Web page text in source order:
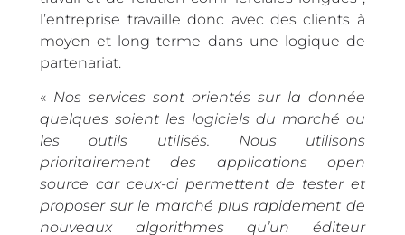
l’entreprise travaille donc avec des clients à
moyen et long terme dans une logique de
partenariat.
« Nos services sont orientés sur la donnée
quelques soient les logiciels du marché ou
les outils utilisés. Nous utilisons
prioritairement des applications open
source car ceux-ci permettent de tester et
proposer sur le marché plus rapidement de
nouveaux algorithmes qu’un éditeur